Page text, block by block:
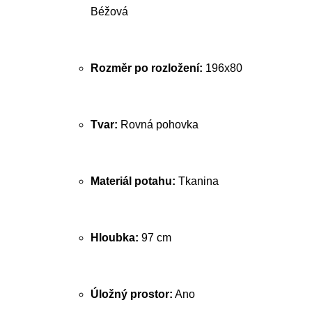
Béžová
Rozměr po rozložení: 196x80
Tvar: Rovná pohovka
Materiál potahu: Tkanina
Hloubka: 97 cm
Úložný prostor: Ano